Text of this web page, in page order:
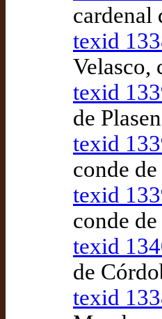
cardenal
texid
Velasco,
texid
de
texid
conde
texid
conde
texid
de
texid